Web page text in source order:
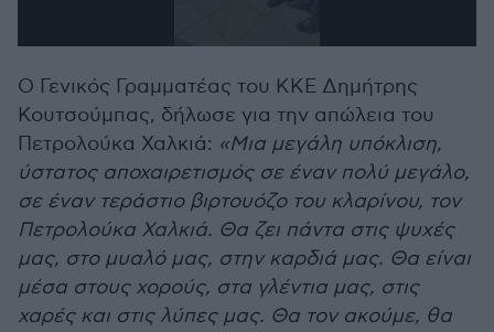
of
56
seconds
Ο Γενικός Γραμματέας του ΚΚΕ Δημήτρης
Κουτσούμπας, δήλωσε για την απώλεια του
Πετρολούκα Χαλκιά: «Μια μεγάλη υπόκλιση,
ύστατος αποχαιρετισμός σε έναν πολύ μεγάλο,
σε έναν τεράστιο βιρτουόζο του κλαρίνου, τον
Πετρολούκα Χαλκιά. Θα ζει πάντα στις ψυχές
μας, στο μυαλό μας, στην καρδιά μας. Θα είναι
μέσα στους χορούς, στα γλέντια μας, στις
χαρές και στις λύπες μας. Θα τον ακούμε, θα